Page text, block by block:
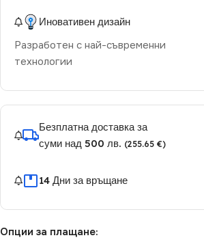
Иновативен дизайн
Разработен с най-съвременни
технологии
Безплатна доставка за
суми над 500 лв. (255.65 €)
14 Дни за връщане
Опции за плащане: